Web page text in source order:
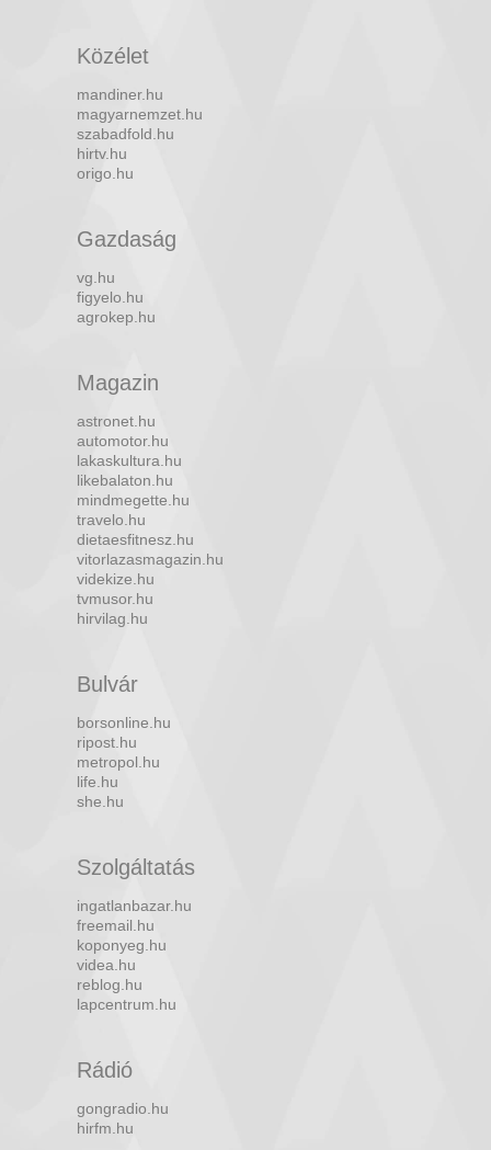
Közélet
mandiner.hu
magyarnemzet.hu
szabadfold.hu
hirtv.hu
origo.hu
Gazdaság
vg.hu
figyelo.hu
agrokep.hu
Magazin
astronet.hu
automotor.hu
lakaskultura.hu
likebalaton.hu
mindmegette.hu
travelo.hu
dietaesfitnesz.hu
vitorlazasmagazin.hu
videkize.hu
tvmusor.hu
hirvilag.hu
Bulvár
borsonline.hu
ripost.hu
metropol.hu
life.hu
she.hu
Szolgáltatás
ingatlanbazar.hu
freemail.hu
koponyeg.hu
videa.hu
reblog.hu
lapcentrum.hu
Rádió
gongradio.hu
hirfm.hu